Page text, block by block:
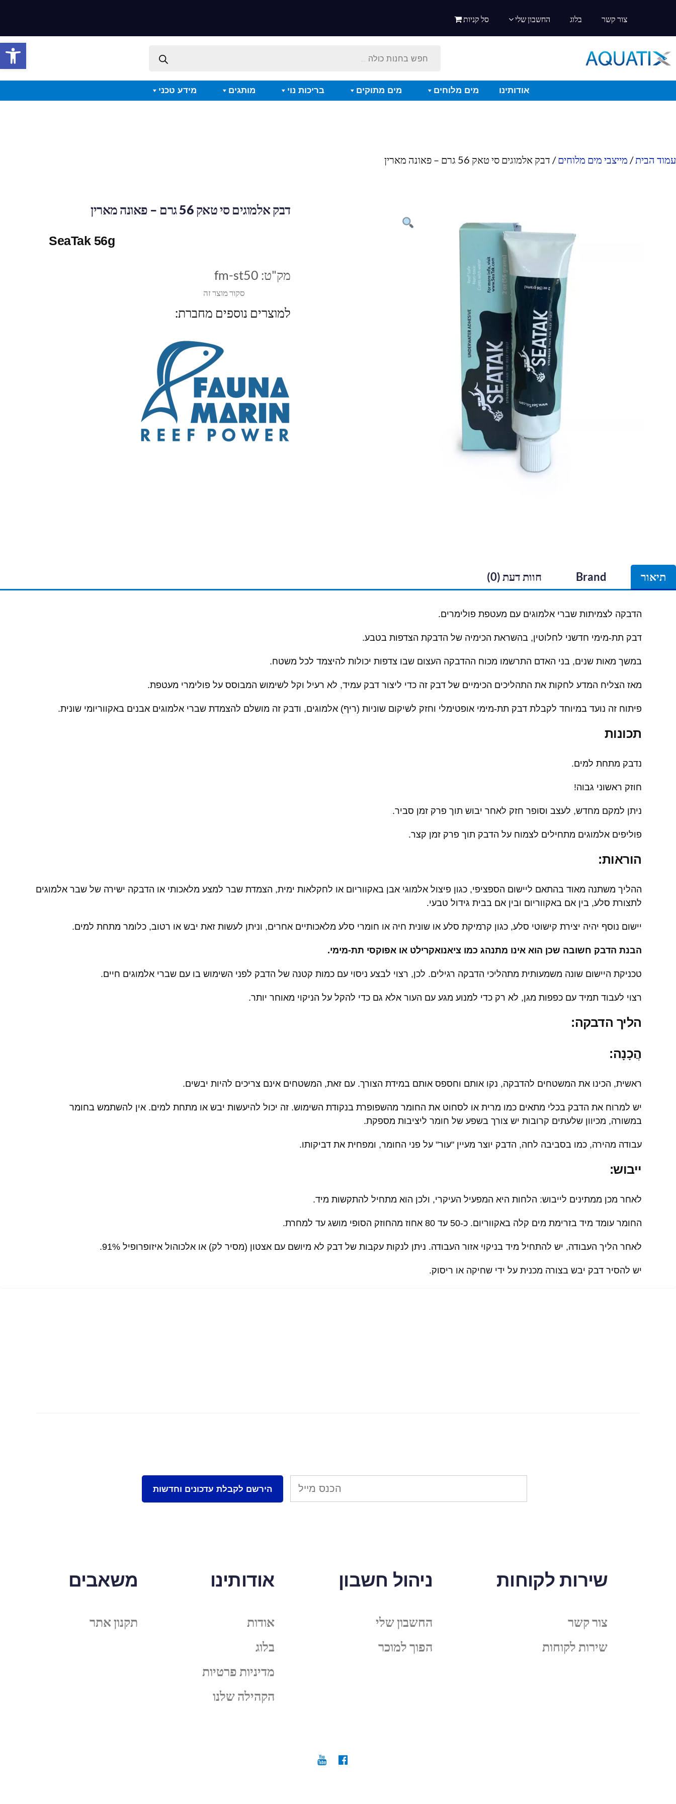
פתח
צור קשר בלוג החשבון שלי סל קניות
אודותינו מים מלוחים מים מתוקים בריכות נוי מותגים מידע טכני
עמוד הבית/ מייצבי מים מלוחים/ דבק אלמוגים סי טאק 56 גרם – פאונה מארין
דבק אלמוגים סי טאק 56 גרם – פאונה מארין
SeaTak 56g
סקור מוצר זה
מק"ט: fm-st50
למוצרים נוספים מחברת:
תיאור Brand חוות דעת (0)
הדבקה לצמיתות שברי אלמוגים עם מעטפת פולימרים.
דבק תת-מימי חדשני לחלוטין, בהשראת הכימיה של הדבקת הצדפות בטבע.
במשך מאות שנים, בני האדם התרשמו מכוח ההדבקה העצום שבו צדפות יכולות להיצמד לכל משטח.
מאז הצליח המדע לחקות את התהליכים הכימיים של דבק זה כדי ליצור דבק עמיד, לא רעיל וקל לשימוש המבוסס על פולימרי מעטפת.
פיתוח זה נועד במיוחד לקבלת דבק תת-מימי אופטימלי וחזק לשיקום שוניות (ריף) אלמוגים, ודבק זה מושלם להצמדת שברי אלמוגים אבנים באקווריומי שונית.
תכונות
נדבק מתחת למים.
חוזק ראשוני גבוה!
ניתן למקם מחדש, לעצב וסופר חזק לאחר יבוש תוך פרק זמן סביר.
פוליפים אלמוגים מתחילים לצמוח על הדבק תוך פרק זמן קצר.
הוראות:
ההליך משתנה מאוד בהתאם ליישום הספציפי, כגון פיצול אלמוגי אבן באקווריום או לחקלאות ימית, הצמדת שבר למצע מלאכותי או הדבקה ישירה של שבר אלמוגים
לתצורת סלע, ​​בין אם באקווריום ובין אם בבית גידול טבעי.
יישום נוסף יהיה יצירת קישוטי סלע, ​​כגון קרמיקת סלע או שונית חיה או חומרי סלע מלאכותיים אחרים, וניתן לעשות זאת יבש או רטוב, כלומר מתחת למים.
הבנת הדבק חשובה שכן הוא אינו מתנהג כמו ציאנואקרילט או אפוקסי תת-מימי.
טכניקת היישום שונה משמעותית מתהליכי הדבקה רגילים. לכן, רצוי לבצע ניסוי עם כמות קטנה של הדבק לפני השימוש בו עם שברי אלמוגים חיים.
רצוי לעבוד תמיד עם כפפות מגן, לא רק כדי למנוע מגע עם העור אלא גם כדי להקל על הניקוי מאוחר יותר.
הליך הדבקה:
הֲכָנָה:
ראשית, הכינו את המשטחים להדבקה, נקו אותם וחספס אותם במידת הצורך. עם זאת, המשטחים אינם צריכים להיות יבשים.
יש למרוח את הדבק בכלי מתאים כמו מרית או לסחוט את החומר מהשפופרת בנקודת השימוש. זה יכול להיעשות יבש או מתחת למים. אין להשתמש בחומר
במשורה, מכיוון שלעתים קרובות יש צורך בשפע של חומר ליציבות מספקת.
עבודה מהירה, כמו בסביבה לחה, הדבק יוצר מעיין "עור" על פני החומר, ומפחית את דביקותו.
ייבוש:
לאחר מכן ממתינים לייבוש: הלחות היא המפעיל העיקרי, ולכן הוא מתחיל להתקשות מיד.
החומר עומד מיד בזרימת מים קלה באקווריום. כ-50 עד 80 אחוז מהחוזק הסופי מושג עד למחרת.
לאחר הליך העבודה, יש להתחיל מיד בניקוי אזור העבודה. ניתן לנקות עקבות של דבק לא מיושם עם אצטון (מסיר לק) או אלכוהול איזופרופיל 91%.
יש להסיר דבק יבש בצורה מכנית על ידי שחיקה או ריסוק.
שירות לקוחות
צור קשר
שירות לקוחות
ניהול חשבון
החשבון שלי
הפוך למוכר
אודותינו
אודות
בלוג
מדיניות פרטיות
הקהילה שלנו
משאבים
תקנון אתר